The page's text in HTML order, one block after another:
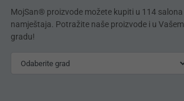
MojSan® proizvode možete kupiti u 114 salona
namještaja. Potražite naše proizvode i u Vašem
gradu!